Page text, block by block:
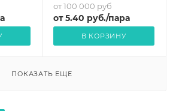
от 100 000 руб
от5.40 руб./пара
В КОРЗИНУ
ПОКАЗАТЬ ЕЩЕ